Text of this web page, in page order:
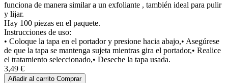
funciona de manera similar a un exfoliante , también ideal para pulir
y lijar.
Hay 100 piezas en el paquete.
Instrucciones de uso:
• Coloque la tapa en el portador y presione hacia abajo,• Asegúrese
de que la tapa se mantenga sujeta mientras gira el portador,• Realice
el tratamiento seleccionado,• Deseche la tapa usada.
3,49 €
Añadir al carrito Comprar